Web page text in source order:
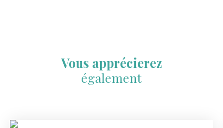
Vous apprécierez
également